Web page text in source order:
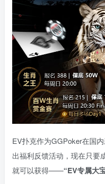
EV扑克作为GGPoker在国
出福利反馈活动，现在只要
就可以获得——“EV专属大